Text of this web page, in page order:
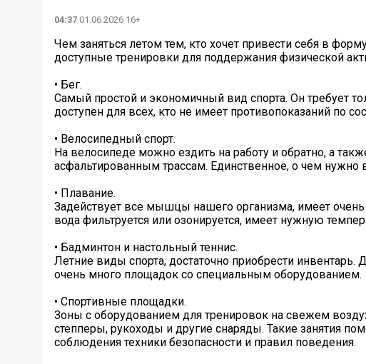
04:37 01.06.2026 16+
Чем заняться летом тем, кто хочет привести себя в
доступные тренировки для поддержания физической
• Бег.
Самый простой и экономичный вид спорта. Он требует
доступен для всех, кто не имеет противопоказаний по
• Велосипедный спорт.
На велосипеде можно ездить на работу и обратно, а
асфальтированным трассам. Единственное, о чем
• Плавание.
Задействует все мышцы нашего организма, имеет
вода фильтруется или озонируется, имеет нужную
• Бадминтон и настольный теннис.
Летние виды спорта, достаточно приобрести инвентарь.
очень много площадок со специальным оборудованием.
• Спортивные площадки.
Зоны с оборудованием для тренировок на свежем
степперы, рукоходы и другие снаряды. Такие занятия
соблюдения техники безопасности и правил поведения.